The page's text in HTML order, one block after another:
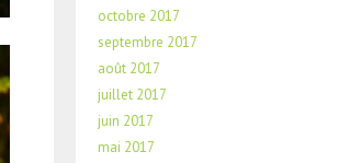
octobre 2017
septembre 2017
août 2017
juillet 2017
juin 2017
mai 2017